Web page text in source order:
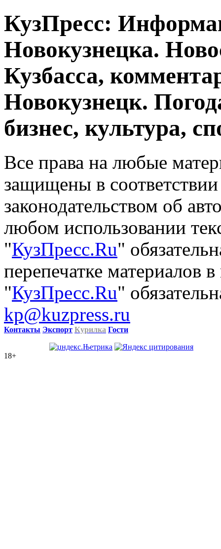
КузПресс:
Новокузнецка.
Кузбасса,
Новокузнецк.
бизнес, культура,
Все права на любые
защищены в
законодательством об
любом использовании
"КузПресс.Ru"
перепечатке материалов
"КузПресс.Ru"
kp@kuzpress.ru
Контакты Экспорт Курилка Гости
18+